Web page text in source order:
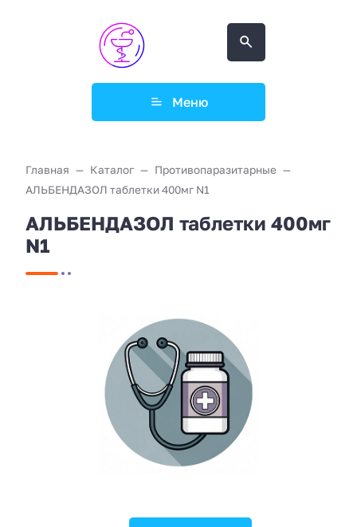
Меню
Главная Каталог
Противопаразитарные
АЛЬБЕНДАЗОЛ таблетки 400мг N1
АЛЬБЕНДАЗОЛ таблетки 400мг
N1